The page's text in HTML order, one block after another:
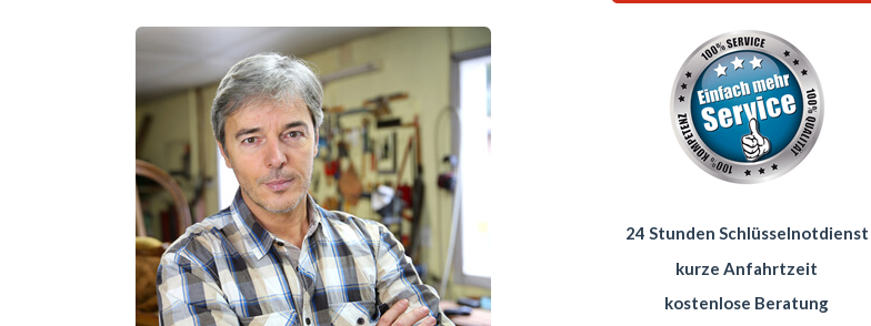
24 Stunden Schlüsselnotdienst
kurze Anfahrtzeit
kostenlose Beratung